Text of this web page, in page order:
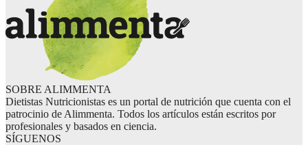
SOBRE ALIMMENTA
Dietistas Nutricionistas es un portal de nutrición que cuenta con el
patrocinio de Alimmenta. Todos los artículos están escritos por
profesionales y basados en ciencia.
SÍGUENOS